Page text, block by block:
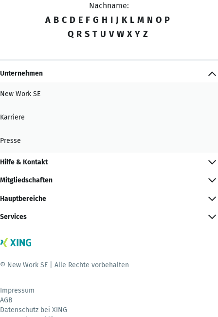
Nachname:
A B C D E F G H I J K L M N O P
Q R S T U V W X Y Z
Unternehmen
New Work SE
Karriere
Presse
Hilfe & Kontakt
Mitgliedschaften
Hauptbereiche
Services
© New Work SE | Alle Rechte vorbehalten
Impressum
AGB
Datenschutz bei XING